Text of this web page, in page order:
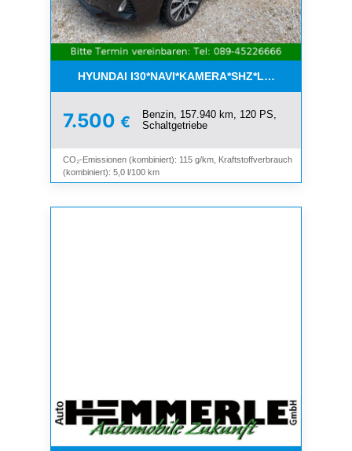
HYUNDAI
7.500 €
Benzin, 157.940 km, 120 PS,
Schaltgetriebe
CO₂-Emissionen (kombiniert): 115 g/km, Kraftstoffverbrauch
(kombiniert): 5,0 l/100 km